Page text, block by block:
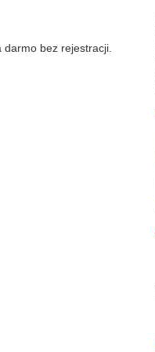
bez rejestracji.